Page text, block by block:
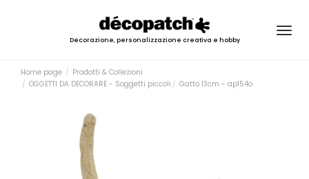
Decorazione, personalizzazione creativa e hobby
Home page
Prodotti & Collezioni
OGGETTI DA DECORARE - Soggetti piccoli
Gatto 13cm - ap154o